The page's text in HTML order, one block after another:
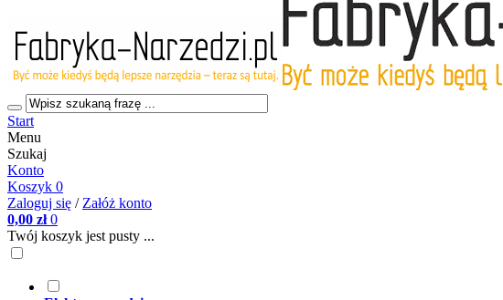
Start
Menu
Szukaj
Konto
Koszyk 0
Zaloguj się / Załóż konto
0,00 zł 0
Twój koszyk jest pusty ...